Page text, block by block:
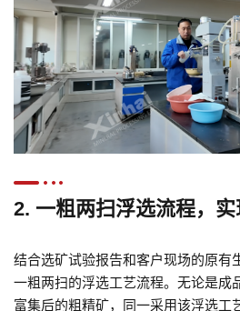
2. 一粗两扫浮选流程，
结合选矿试验报告和客户现场的原有
一粗两扫的浮选工艺流程。无论是成
富集后的粗精矿，同一采用该浮选工